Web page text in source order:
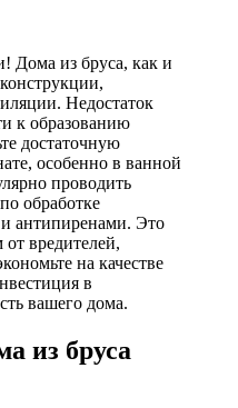
Дома из бруса, как и
Недостаток
к образованию
достаточную
особенно в ванной
проводить
обработке
антипиренами. Это
вредителей,
на качестве
в
вашего дома.
из бруса